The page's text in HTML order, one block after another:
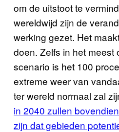
om de uitstoot te
wereldwijd zijn de
werking gezet. Het
doen. Zelfs in het meest
scenario is het 100
extreme weer van
ter wereld normaal zal
in 2040 zullen
zijn datgebieden